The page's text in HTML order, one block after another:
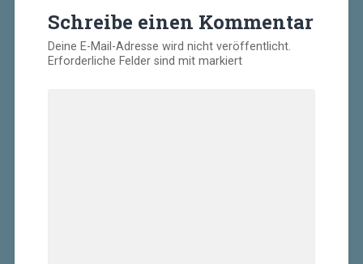
Schreibe einen Kommentar
Deine E-Mail-Adresse wird nicht veröffentlicht.
Erforderliche Felder sind mitmarkiert